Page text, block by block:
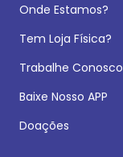
Onde Estamos?
Tem Loja Física?
Trabalhe Conosco
Baixe Nosso APP
Doações